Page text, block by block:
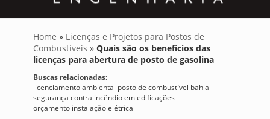
Home » Licenças e Projetos para Postos de
Combustíveis » Quais são os benefícios das
licenças para abertura de posto de gasolina
Buscas relacionadas:
licenciamento ambiental posto de combustível bahia
segurança contra incêndio em edificações
orçamento instalação elétrica